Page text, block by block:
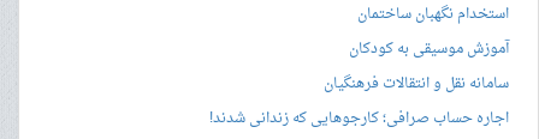
استخدام نگهبان ساختمان
آموزش موسیقی به کودکان
سامانه نقل و انتقالات فرهنگیان
اجاره حساب صرافی؛ کارجوهایی که زندانی شدند!